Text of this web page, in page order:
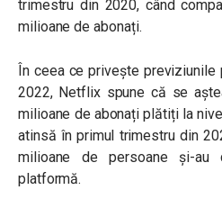
trimestru din 2020, când
milioane de abonați.
În ceea ce privește
2022, Netflix spune că se
milioane de abonați plătiți la
atinsă în primul trimestru din
milioane de persoane și-
platformă.